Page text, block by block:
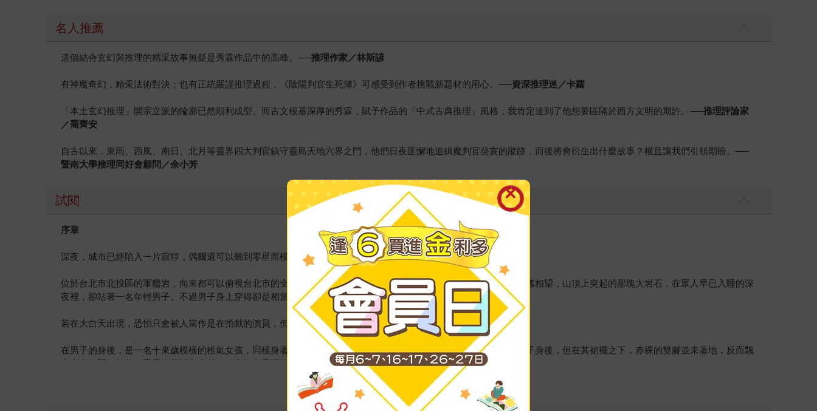
名人推薦
這個結合玄幻與推理的精采故事無疑是秀霖作品中的高峰。──推理作家／林斯諺
有神魔奇幻，精采法術對決；也有正統嚴謹推理過程，《陰陽判官生死簿》可感受到作者挑戰新題材的用心。──資深推理迷／卡蘿
「本土玄幻推理」開宗立派的輪廓已然順利成型。而古文根基深厚的秀霖，賦予作品的「中式古典推理」風格，我肯定達到了他想要區隔於西方文明的期許。──推理評論家
／喬齊安
自古以來，東雨、西風、南日、北月等靈界四大判官鎮守靈島天地六界之門，他們日夜匪懈地追緝魔判官癸亥的蹤跡，而後將會衍生出什麼故事？權且讓我們引領期盼。──
暨南大學推理同好會顧問／余小芳
試閱
序章
深夜，城市已經陷入一片寂靜，偶爾還可以聽到零星而模糊的犬吠聲。
位於台北市北投區的軍艦岩，向來都可以俯視台北市的全景，也是欣賞台北市夜色的一大景點。與對面的文化大學遙遙相望，山頂上突起的那塊大岩石，在眾人早已入睡的深
夜裡，卻站著一名年輕男子。不過男子身上穿得卻是相當不合時宜的古代漢裝，長髮還束在髮尾邊。
若在大白天出現，恐怕只會被人當作是在拍戲的演員，但在這種深夜中出現，還是令人頗為恐懼。
在男子的身後，是一名十來歲模樣的稚氣女孩，同樣身著古代服裝，頭上還扎著緞帶綁成的蝴蝶結，雖然看似站在男子身後，但在其裙襬之下，赤裸的雙腳並未著地，反而飄
在半空。即便如此，男子依舊神色自若，絲毫沒有畏懼的樣子。
「那邊──」男子突然眼睛一亮，伸手指向遠方。「或許有異狀──」